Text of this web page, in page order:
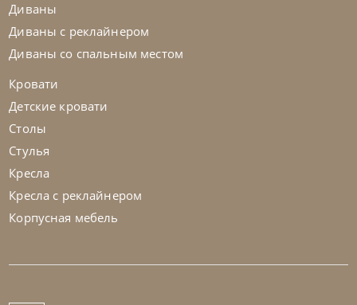
Кресло Peggy
Диваны
Диваны с реклайнером
Диваны со спальным местом
Кровати
Детские кровати
Столы
Стулья
Кресла
Кресла с реклайнером
Корпусная мебель